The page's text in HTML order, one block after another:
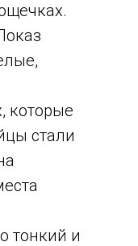
которые
стали
тонкий и